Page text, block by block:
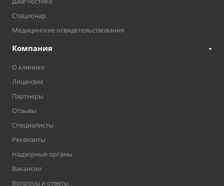
Стационар
Медицинские освидетельствования
Компания
О клинике
Лицензии
Партнеры
Отзывы
Специалисты
Реквизиты
Надзорные органы
Вакансии
Вопросы и ответы